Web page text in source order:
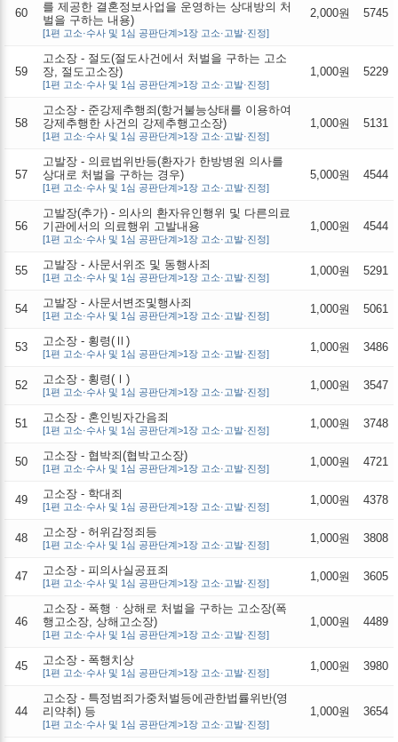
60
를 제공한 결혼정보사업을 운영하는 상대방의 처
벌을 구하는 내용)
[1편 고소·수사 및 1심 공판단계>1장 고소·고발·진정]
2,000원 5745
59
고소장 - 절도(절도사건에서 처벌을 구하는 고소
장, 절도고소장)
[1편 고소·수사 및 1심 공판단계>1장 고소·고발·진정]
1,000원 5229
58
고소장 - 준강제추행죄(항거불능상태를 이용하여
강제추행한 사건의 강제추행고소장)
[1편 고소·수사 및 1심 공판단계>1장 고소·고발·진정]
1,000원 5131
57
고발장 - 의료법위반등(환자가 한방병원 의사를
상대로 처벌을 구하는 경우)
[1편 고소·수사 및 1심 공판단계>1장 고소·고발·진정]
5,000원 4544
56
고발장(추가) - 의사의 환자유인행위 및 다른의료
기관에서의 의료행위 고발내용
[1편 고소·수사 및 1심 공판단계>1장 고소·고발·진정]
1,000원 4544
55 고발장 - 사문서위조 및 동행사죄
[1편 고소·수사 및 1심 공판단계>1장 고소·고발·진정] 1,000원 5291
54 고발장 - 사문서변조및행사죄
[1편 고소·수사 및 1심 공판단계>1장 고소·고발·진정] 1,000원 5061
53 고소장 - 횡령(Ⅱ)
[1편 고소·수사 및 1심 공판단계>1장 고소·고발·진정] 1,000원 3486
52 고소장 - 횡령(Ⅰ)
[1편 고소·수사 및 1심 공판단계>1장 고소·고발·진정] 1,000원 3547
51 고소장 - 혼인빙자간음죄
[1편 고소·수사 및 1심 공판단계>1장 고소·고발·진정] 1,000원 3748
50 고소장 - 협박죄(협박고소장)
[1편 고소·수사 및 1심 공판단계>1장 고소·고발·진정] 1,000원 4721
49 고소장 - 학대죄
[1편 고소·수사 및 1심 공판단계>1장 고소·고발·진정] 1,000원 4378
48 고소장 - 허위감정죄등
[1편 고소·수사 및 1심 공판단계>1장 고소·고발·진정] 1,000원 3808
47 고소장 - 피의사실공표죄
[1편 고소·수사 및 1심 공판단계>1장 고소·고발·진정] 1,000원 3605
46
고소장 - 폭행ㆍ상해로 처벌을 구하는 고소장(폭
행고소장, 상해고소장)
[1편 고소·수사 및 1심 공판단계>1장 고소·고발·진정]
1,000원 4489
45 고소장 - 폭행치상
[1편 고소·수사 및 1심 공판단계>1장 고소·고발·진정] 1,000원 3980
44
고소장 - 특정범죄가중처벌등에관한법률위반(영
리약취) 등
[1편 고소·수사 및 1심 공판단계>1장 고소·고발·진정]
1,000원 3654